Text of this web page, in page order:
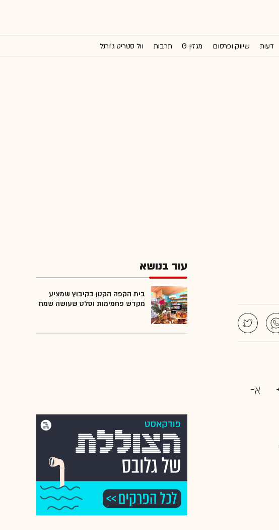
דעות שיווק ופרסום מגזין G תרבות וול סטריט ג'ורנל
עוד בנושא
בית הקפה הקטן בקיבוץ שמציע
מקדש פחמימות וסלט שעושה שמח